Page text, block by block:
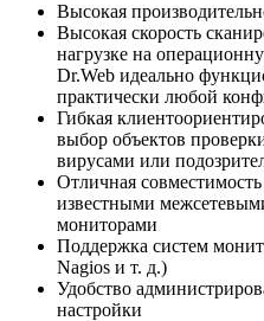
Высокая
Высокая скорость
нагрузке на
Dr.Web идеально
практически любой
Гибкая
выбор объектов
вирусами или
Отличная
известными
мониторами
Поддержка систем
Nagios и т. д.)
Удобство
настройки